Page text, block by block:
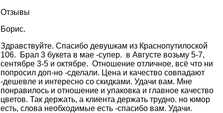
Отзывы
Борис.
Здравствуйте. Cпасибо девушкам из Краснопутилоской
106. Брал 3 букета в мае -супер. в Августе возьму 5-7,
сентябре 3-5 и октябре. Отношение отличное, всё что ни
попросил доп-но -сделали. Цена и качество совпадают
-дешевле и интересно со скидками. Удачи вам. Мне
понравилось и отношение и упаковка и главное качество
цветов. Так держать, а клиента держать трудно. но юмор
есть, слова необходимые есть -спасибо вам. Удачи.